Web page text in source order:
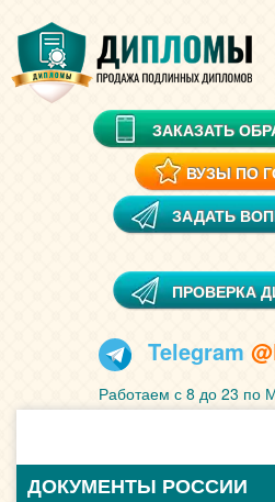
ЗАКАЗАТЬ
ВУЗЫ ПО
ЗАДАТЬ
ПРОВЕРКА
Telegram
Работаем с 8 до 23 по
ДОКУМЕНТЫ РОССИИ